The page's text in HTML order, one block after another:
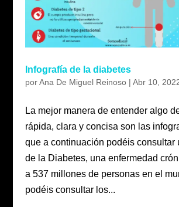
Infografía de la diabetes
porAna De Miguel Reinoso| Abr 10,
La mejor manera de entender algo
rápida, clara y concisa son las
que a continuación podéis consultar
de la Diabetes, una enfermedad
a 537 millones de personas en el
podéis consultar los...